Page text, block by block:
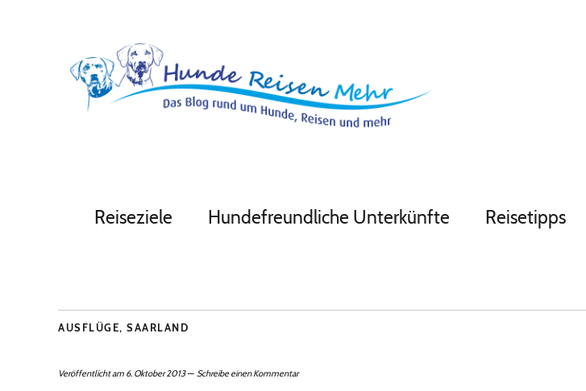
Reiseziele Hundefreundliche Unterkünfte Reisetipps
AUSFLÜGE, SAARLAND
Veröffentlicht am 6. Oktober 2013 Schreibe einen Kommentar